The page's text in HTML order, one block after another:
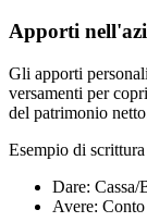
Apporti
Gli apporti
versamenti per
del patrimonio
Esempio di
Dare:
Avere: